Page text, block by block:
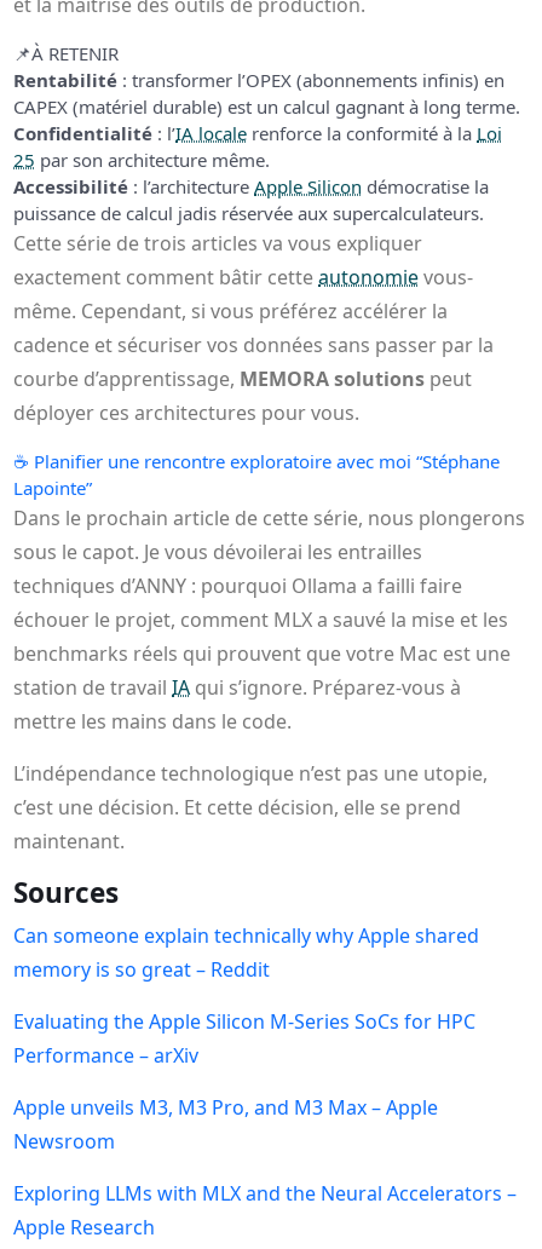
et la maîtrise des outils de production.
📌À RETENIR
Rentabilité : transformer l’OPEX (abonnements infinis) en
CAPEX (matériel durable) est un calcul gagnant à long terme.
Confidentialité : l’IA locale renforce la conformité à la Loi
25 par son architecture même.
Accessibilité : l’architectureApple Silicon démocratise la
puissance de calcul jadis réservée aux supercalculateurs.
Cette série de trois articles va vous expliquer
exactement comment bâtir cetteautonomievous-
même. Cependant, si vous préférez accélérer la
cadence et sécuriser vos données sans passer par la
courbe d’apprentissage, MEMORA solutions peut
déployer ces architectures pour vous.
☕ Planifier une rencontre exploratoire avec moi “Stéphane
Lapointe”
Dans le prochain article de cette série, nous plongerons
sous le capot. Je vous dévoilerai les entrailles
techniques d’ANNY : pourquoi Ollama a failli faire
échouer le projet, comment MLX a sauvé la mise et les
benchmarks réels qui prouvent que votre Mac est une
station de travailIA qui s’ignore. Préparez-vous à
mettre les mains dans le code.
L’indépendance technologique n’est pas une utopie,
c’est une décision. Et cette décision, elle se prend
maintenant.
Sources
Can someone explain technically why Apple shared
memory is so great – Reddit
Evaluating the Apple Silicon M-Series SoCs for HPC
Performance – arXiv
Apple unveils M3, M3 Pro, and M3 Max – Apple
Newsroom
Exploring LLMs with MLX and the Neural Accelerators –
Apple Research